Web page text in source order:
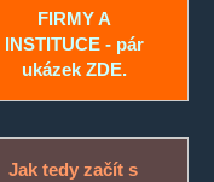
FIRMY A
INSTITUCE - pár
ukázek ZDE.
Jak tedy začít s